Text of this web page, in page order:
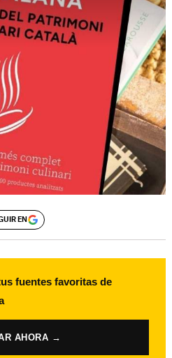
EN
fuentes favoritas de
AHORA →